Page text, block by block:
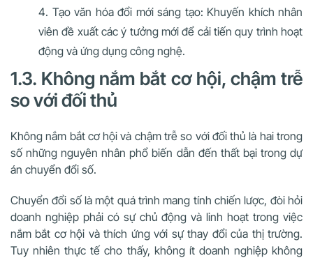
Tạo văn hóa đổi mới sáng tạo: Khuyến khích nhân
viên đề xuất các ý tưởng mới để cải tiến quy trình hoạt
động và ứng dụng công nghệ.
1.3. Không nắm bắt cơ hội, chậm trễ
so với đối thủ
Không nắm bắt cơ hội và chậm trễ so với đối thủ là hai trong
số những nguyên nhân phổ biến dẫn đến thất bại trong dự
án chuyển đổi số.
Chuyển đổi số là một quá trình mang tính chiến lược, đòi hỏi
doanh nghiệp phải có sự chủ động và linh hoạt trong việc
nắm bắt cơ hội và thích ứng với sự thay đổi của thị trường.
Tuy nhiên thực tế cho thấy, không ít doanh nghiệp không